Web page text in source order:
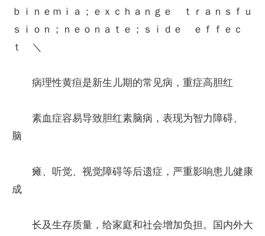
ｂｉｎｅｍｉａ；ｅｘｃｈａｎｇｅ ｔｒａｎｓｆｕ
ｓｉｏｎ；ｎｅｏｎａｔｅ；ｓｉｄｅ ｅｆｆｅｃ
ｔ ＼
病理性黄疸是新生儿期的常见病，重症高胆红
素血症容易导致胆红素脑病，表现为智力障碍、
脑
瘫、听觉、视觉障碍等后遗症，严重影响患儿健康
成
长及生存质量，给家庭和社会增加负担。国内外大